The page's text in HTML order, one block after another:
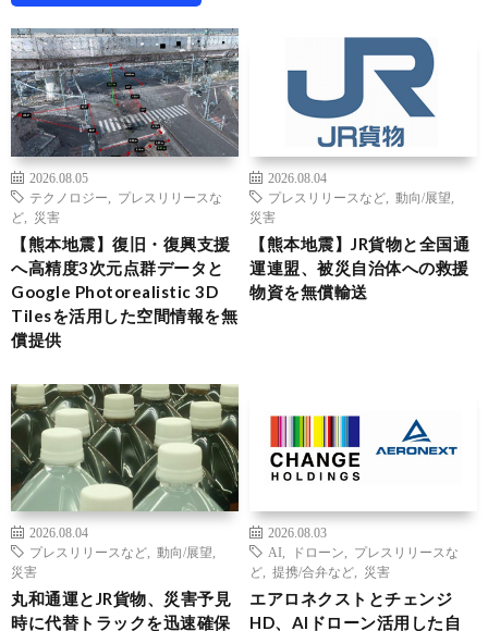
2026.08.05
テクノロジー
プレスリリースな
ど
災害
【熊本地震】復旧・復興支援
へ高精度3次元点群データと
Google Photorealistic 3D
Tilesを活用した空間情報を無
償提供
2026.08.04
プレスリリースなど
動向/展望
災害
【熊本地震】JR貨物と全国通
運連盟、被災自治体への救援
物資を無償輸送
2026.08.04
プレスリリースなど
動向/展望
災害
丸和通運とJR貨物、災害予見
時に代替トラックを迅速確保
2026.08.03
AI
ドローン
プレスリリースな
ど
提携/合弁など 災害
エアロネクストとチェンジ
HD、AIドローン活用した自